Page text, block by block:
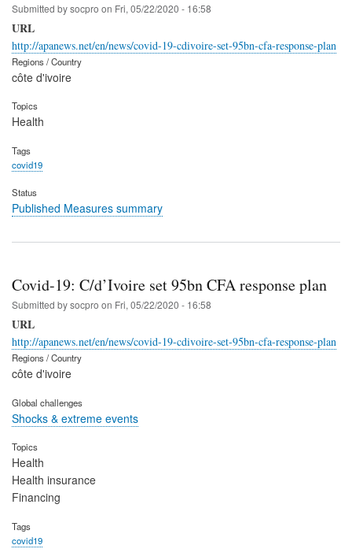
Submitted bysocpro on Fri, 05/22/2020 - 16:58
URL
http://apanews.net/en/news/covid-19-cdivoire-set-95bn-cfa-response-plan
Regions / Country
côte d'ivoire
Topics
Health
Tags
covid19
Status
Published Measures summary
Covid-19: C/d’Ivoire set 95bn CFA response plan
Submitted bysocpro on Fri, 05/22/2020 - 16:58
URL
http://apanews.net/en/news/covid-19-cdivoire-set-95bn-cfa-response-plan
Regions / Country
côte d'ivoire
Global challenges
Shocks & extreme events
Topics
Health
Health insurance
Financing
Tags
covid19